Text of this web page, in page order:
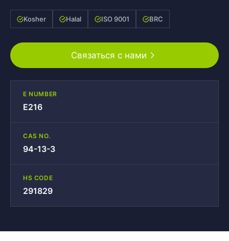
Kosher Halal ISO 9001 BRC
Связаться с нами
E NUMBER
E216
CAS NO.
94-13-3
HS CODE
291829